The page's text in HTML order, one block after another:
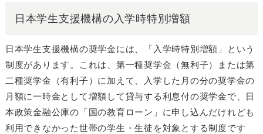
日本学生支援機構の入学時特別増額
日本学生支援機構の奨学金には、「入学時特別増額」という
制度があります。これは、第一種奨学金（無利子）または第
二種奨学金（有利子）に加えて、入学した月の分の奨学金の
月額に一時金として増額して貸与する利息付の奨学金で、日
本政策金融公庫の「国の教育ローン」に申し込んだけれども
利用できなかった世帯の学生・生徒を対象とする制度です